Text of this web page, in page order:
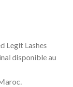
Legit Lashes
disponible au